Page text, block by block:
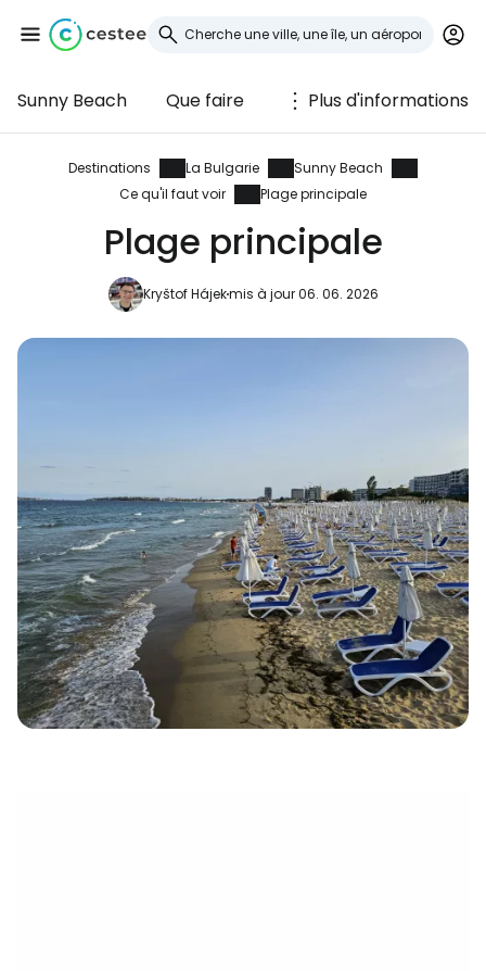
Sunny Beach Que faire Plus d'informations
Destinations La Bulgarie
Sunny Beach
Ce qu'il faut voir
Plage principale
Plage principale
Kryštof Hájekmis à jour 06. 06. 2026
Se connecter à
Cestee
... la communauté mondiale des voyageurs
Continuer avec Google
électronique